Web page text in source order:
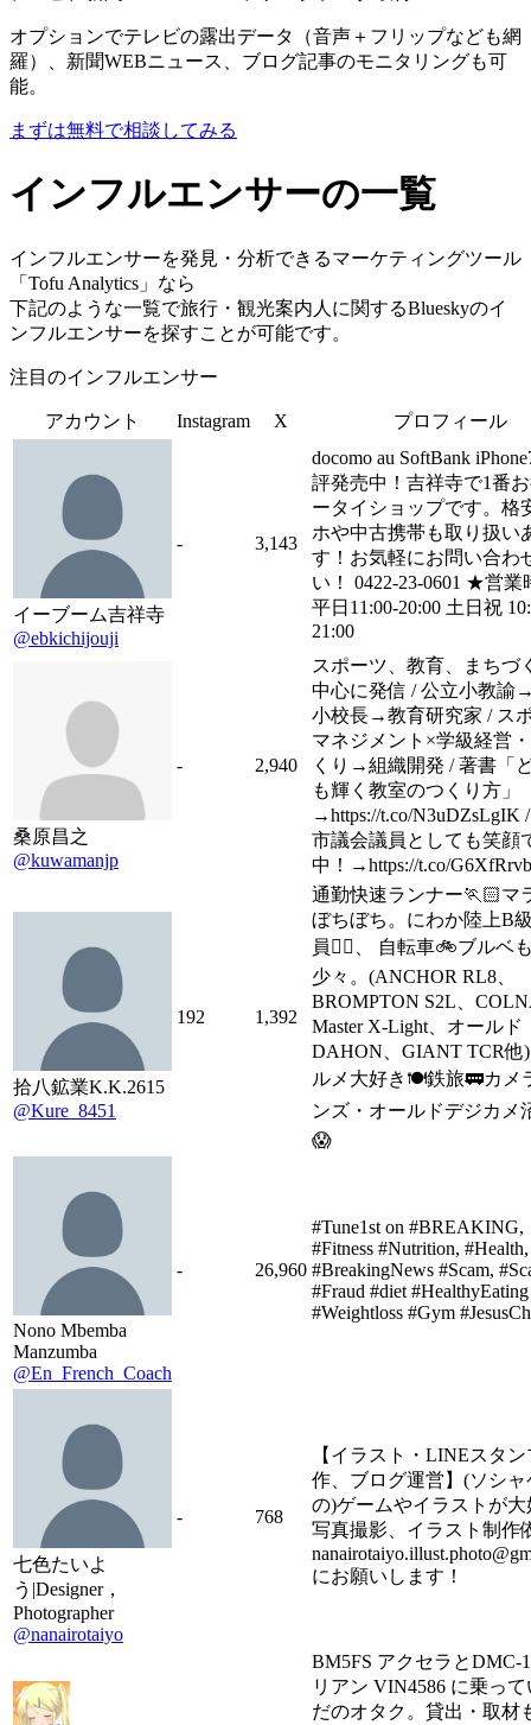
オプションでテレビの露出データ（音声＋フリップなども網
羅）、新聞WEBニュース、ブログ記事のモニタリングも可
能。
まずは無料で相談してみる
インフルエンサーの一覧
インフルエンサーを発見・分析できるマーケティングツール
「Tofu Analytics」なら
下記のような一覧で旅行・観光案内人に関するBlueskyのイ
ンフルエンサーを探すことが可能です。
注目のインフルエンサー
アカウント Instagram X プロフィール
イーブーム吉祥寺
@ebkichijouji
- 3,143
docomo au SoftBank
評発売中！吉祥寺で1番
ータイショップです。格
ホや中古携帯も取り扱い
す！お気軽にお問い合わ
い！ 0422-23-0601 ★営
平日11:00-20:00 土日祝
21:00
桑原昌之
@kuwamanjp
- 2,940
スポーツ、教育、まちづ
中心に発信 / 公立小教諭
小校長→教育研究家 / ス
マネジメント×学級経営
くり→組織開発 / 著書「
も輝く教室のつくり方」
→https://t.co/N3uDZsLgIK
市議会議員としても笑顔
中！→https://t.co/
拾八鉱業K.K.2615
@Kure_8451
192 1,392
通勤快速ランナー🏃🏻マ
ぼちぼち。にわか陸上B
員🏃‍♀、 自転車🚲ブルベ
少々。(ANCHOR RL8、
BROMPTON S2L、
Master X-Light、オールド
DAHON、GIANT TCR他
ルメ大好き🍽鉄旅🚃カメ
ンズ・オールドデジカメ
😱
Nono Mbemba
Manzumba
@En_French_Coach
- 26,960
#Tune1st on #BREAKING,
#Fitness #Nutrition, #Health,
#BreakingNews #Scam,
#Fraud #diet
#Weightloss #Gym
七色たいよ
う|Designer，
Photographer
@nanairotaiyo
- 768
【イラスト・LINEスタ
作、ブログ運営】(ソシャ
の)ゲームやイラストが
写真撮影、イラスト制作
にお願いします！
BM5FS アクセラとDMC-
リアン VIN4586 に乗っ
だのオタク。貸出・取材